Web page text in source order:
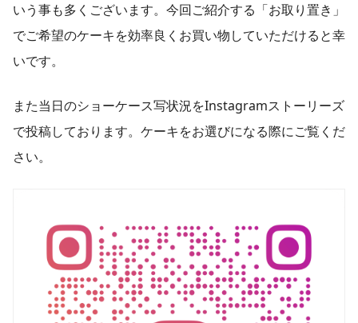
いう事も多くございます。今回ご紹介する「お取り置き」
でご希望のケーキを効率良くお買い物していただけると幸
いです。
また当日のショーケース写状況をInstagramストーリーズ
で投稿しております。ケーキをお選びになる際にご覧くだ
さい。